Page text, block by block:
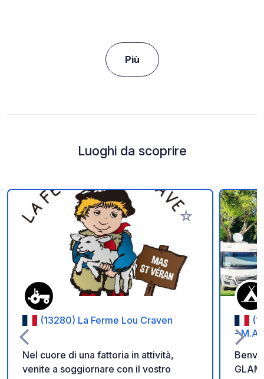
Più
Luoghi da scoprire
Aggiungi ai tuoi
(13280) La Ferme Lou Craven
Nel cuore di una fattoria in attività,
venite a soggiornare con il vostro
- M.A